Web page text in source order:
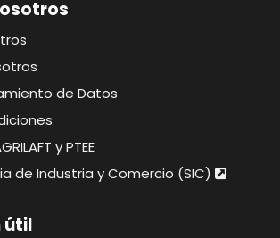
de Datos
y PTEE
de Industria y Comercio (SIC)
útil​​​